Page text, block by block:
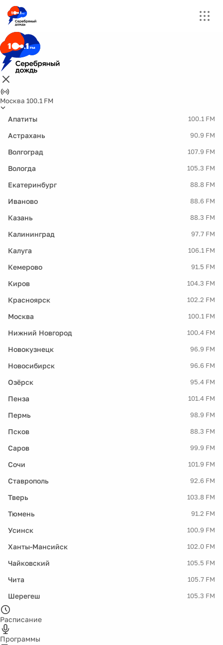
Москва 100.1 FM
Апатиты 100.1 FM
Астрахань 90.9 FM
Волгоград 107.9 FM
Вологда 105.3 FM
Екатеринбург 88.8 FM
Иваново 88.6 FM
Казань 88.3 FM
Калининград 97.7 FM
Калуга 106.1 FM
Кемерово 91.5 FM
Киров 104.3 FM
Красноярск 102.2 FM
Москва 100.1 FM
Нижний Новгород 100.4 FM
Новокузнецк 96.9 FM
Новосибирск 96.6 FM
Озёрск 95.4 FM
Пенза 101.4 FM
Пермь 98.9 FM
Псков 88.3 FM
Саров 99.9 FM
Сочи 101.9 FM
Ставрополь 92.6 FM
Тверь 103.8 FM
Тюмень 91.2 FM
Усинск 100.9 FM
Ханты-Мансийск 102.0 FM
Чайковский 105.5 FM
Чита 105.7 FM
Шерегеш 105.3 FM
Расписание
Программы